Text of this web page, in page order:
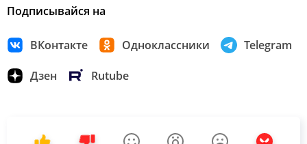
Подписывайся на
ВКонтакте Одноклассники Telegram
Дзен Rutube